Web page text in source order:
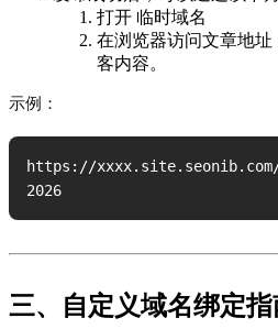
打开 临时域名
在浏览器访问文章地
客内容。
示例：
https://
2026
三、自定义域名绑定指